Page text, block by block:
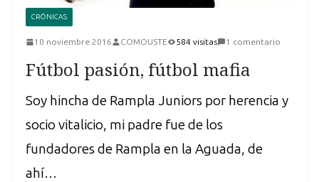
CRÓNICAS
10 noviembre 2016 COMOUSTE 584 visitas 1 comentario
Fútbol pasión, fútbol mafia
Soy hincha de Rampla Juniors por herencia y
socio vitalicio, mi padre fue de los
fundadores de Rampla en la Aguada, de
ahí…